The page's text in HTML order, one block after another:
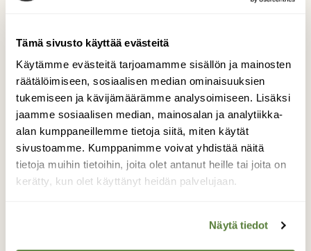
Tämä sivusto käyttää evästeitä
Käytämme evästeitä tarjoamamme sisällön ja mainosten
räätälöimiseen, sosiaalisen median ominaisuuksien
tukemiseen ja kävijämäärämme analysoimiseen. Lisäksi
jaamme sosiaalisen median, mainosalan ja analytiikka-
alan kumppaneillemme tietoja siitä, miten käytät
sivustoamme. Kumppanimme voivat yhdistää näitä
tietoja muihin tietoihin, joita olet antanut heille tai joita on
kerätty, kun olet käyttänyt heidän palvelujaan.
Näytä tiedot
Kuva: Anna Tuominen
Paluumatkalla pysähdyn Kruunuvuoren
lehmusmetsikköön. Pieni kaistale, jolla
lehmukset kasvavat, on kartalla merkitty
suojelualueeksi. Lehdettömistä puista on vaikea
tunnistaa, mikä on lehmus, mutta maahan
pudonneet siivekkäät siementertut paljastavat
lajin. Sinivuokot kukkivat valtoimenaan ja
valkovuokkojenkin kukinta on jo hyvässä
alussa.
Kiipeän metsikön läpi kukkulan laelle ja syön